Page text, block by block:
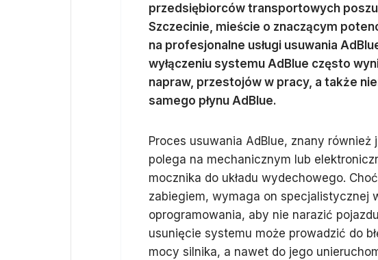
przedsiębiorców transportowych
Szczecinie, mieście o znaczącym
na profesjonalne usługi usuwania
wyłączeniu systemu AdBlue często
napraw, przestojów w pracy, a także
samego płynu AdBlue.
Proces usuwania AdBlue, znany również
polega na mechanicznym lub
mocznika do układu wydechowego.
zabiegiem, wymaga on specjalistycznej
oprogramowania, aby nie narazić
usunięcie systemu może prowadzić do
mocy silnika, a nawet do jego